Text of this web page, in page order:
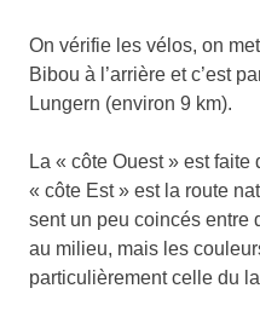
On vérifie les vélos, on
Bibou à l’arrière et c’est
Lungern (environ 9 km).
La « côte Ouest » est
« côte Est » est la route
sent un peu coincés entre
au milieu, mais les
particulièrement celle du